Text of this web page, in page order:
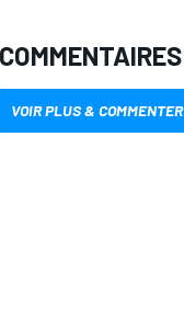
VOIR PLUS & COMMENTER